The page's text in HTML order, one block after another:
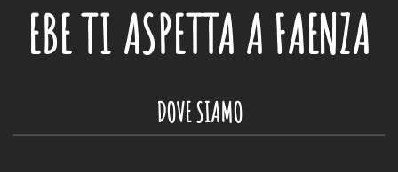
EBETI ASPETTA A FAENZA
DOVE SIAMO